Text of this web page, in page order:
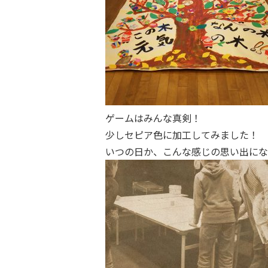
ゲームはみんな真剣！
少しセピア色に加工してみました！
いつの日か、こんな感じの思い出に